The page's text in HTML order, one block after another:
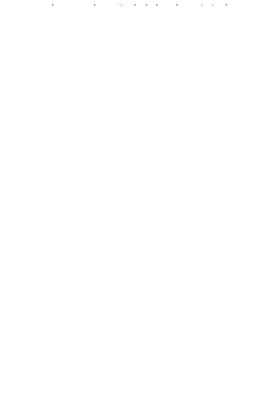
armas, drogas y desarticulado bandas criminales,